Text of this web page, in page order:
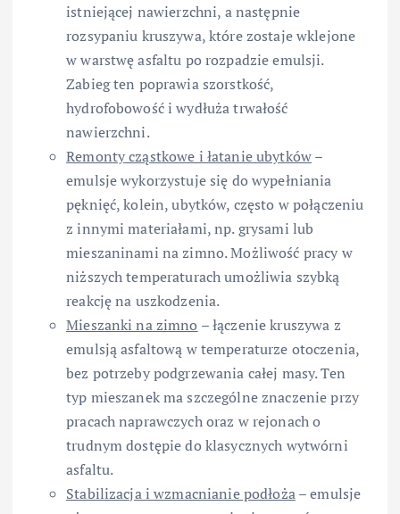
istniejącej nawierzchni, a następnie
rozsypaniu kruszywa, które zostaje wklejone
w warstwę asfaltu po rozpadzie emulsji.
Zabieg ten poprawia szorstkość,
hydrofobowość i wydłuża trwałość
nawierzchni.
Remonty cząstkowe i łatanie ubytków–
emulsje wykorzystuje się do wypełniania
pęknięć, kolein, ubytków, często w połączeniu
z innymi materiałami, np. grysami lub
mieszaninami na zimno. Możliwość pracy w
niższych temperaturach umożliwia szybką
reakcję na uszkodzenia.
Mieszanki na zimno – łączenie kruszywa z
emulsją asfaltową w temperaturze otoczenia,
bez potrzeby podgrzewania całej masy. Ten
typ mieszanek ma szczególne znaczenie przy
pracach naprawczych oraz w rejonach o
trudnym dostępie do klasycznych wytwórni
asfaltu.
Stabilizacja i wzmacnianie podłoża– emulsje